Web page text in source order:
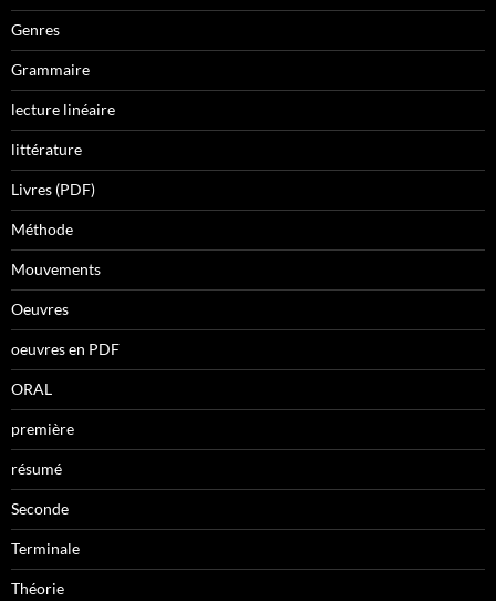
Genres
Grammaire
lecture linéaire
littérature
Livres (PDF)
Méthode
Mouvements
Oeuvres
oeuvres en PDF
ORAL
première
résumé
Seconde
Terminale
Théorie